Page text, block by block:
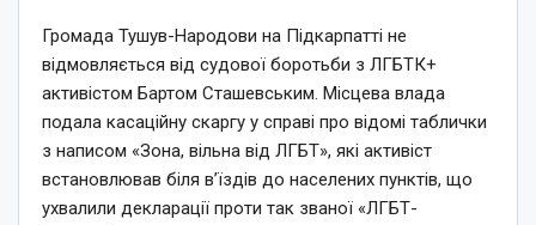
Громада Тушув-Народови на Підкарпатті не
відмовляється від судової боротьби з ЛГБТК+
активістом Бартом Сташевським. Місцева влада
подала касаційну скаргу у справі про відомі таблички
з написом «Зона, вільна від ЛГБТ», які активіст
встановлював біля в’їздів до населених пунктів, що
ухвалили декларації проти так званої «ЛГБТ-